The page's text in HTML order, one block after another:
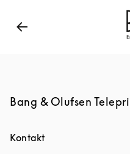
Bang &
Bang & Olufsen
Kontakt